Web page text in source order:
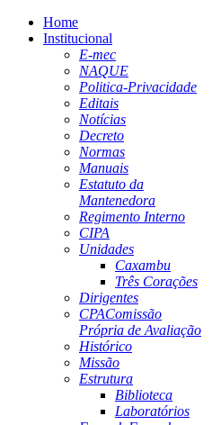
Home
Institucional
E-mec
NAQUE
Politica-Privacidade
Editais
Notícias
Decreto
Normas
Manuais
Estatuto da
Mantenedora
Regimento Interno
CIPA
Unidades
Caxambu
Três Corações
Dirigentes
CPAComissão
Própria de Avaliação
Histórico
Missão
Estrutura
Biblioteca
Laboratórios